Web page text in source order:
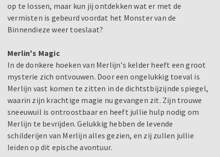
op te lossen, maar kun jij ontdekken wat er met de
vermisten is gebeurd voordat het Monster van de
Binnendieze weer toeslaat?
Merlin's Magic
In de donkere hoeken van Merlijn's kelder heeft een groot
mysterie zich ontvouwen. Door een ongelukkig toeval is
Merlijn vast komen te zitten in de dichtstbijzijnde spiegel,
waarin zijn krachtige magie nu gevangen zit. Zijn trouwe
sneeuwuil is ontroostbaar en heeft jullie hulp nodig om
Merlijn te bevrijden. Gelukkig hebben de levende
schilderijen van Merlijn alles gezien, en zij zullen jullie
leiden op dit epische avontuur.